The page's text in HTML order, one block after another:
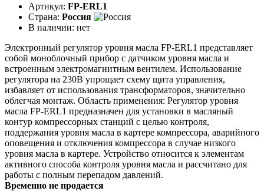
Артикул: FP-ERL1
Страна: Россия
В наличии: нет
Электронный регулятор уровня масла FP-ERL1 представляет
собой моноблочный прибор с датчиком уровня масла и
встроенным электромагнитным вентилем. Использование
регулятора на 230В упрощает схему щита управления,
избавляет от использования трансформаторов, значительно
облегчая монтаж. Область применения: Регулятор уровня
масла FP-ERL1 предназначен для установки в масляный
контур компрессорных станций с целью контроля,
поддержания уровня масла в картере компрессора, аварийного
оповещения и отключения компрессора в случае низкого
уровня масла в картере. Устройство относится к элементам
активного способа контроля уровня масла и рассчитано для
работы с полным перепадом давлений.
Временно не продается